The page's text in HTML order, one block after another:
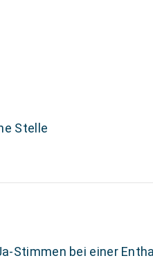
Stelle
Stimmen bei einer